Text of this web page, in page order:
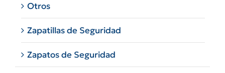
Otros
Zapatillas de Seguridad
Zapatos de Seguridad